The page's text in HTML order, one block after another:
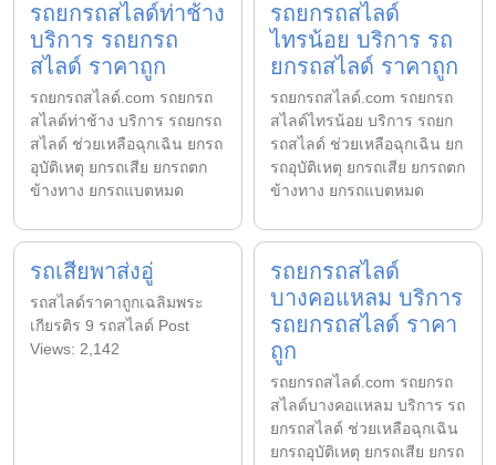
รถยกรถสไลด์ท่าช้าง
บริการ รถยกรถ
สไลด์ ราคาถูก
รถยกรถสไลด์.com รถยกรถ
สไลด์ท่าช้าง บริการ รถยกรถ
สไลด์ ช่วยเหลือฉุกเฉิน ยกรถ
อุบัติเหตุ ยกรถเสีย ยกรถตก
ข้างทาง ยกรถแบตหมด
รถยกรถสไลด์
ไทรน้อย บริการ รถ
ยกรถสไลด์ ราคาถูก
รถยกรถสไลด์.com รถยกรถ
สไลด์ไทรน้อย บริการ รถยก
รถสไลด์ ช่วยเหลือฉุกเฉิน ยก
รถอุบัติเหตุ ยกรถเสีย ยกรถตก
ข้างทาง ยกรถแบตหมด
รถเสียพาส่งอู่
รถสไลด์ราคาถูกเฉลิมพระ
เกียรติร 9 รถสไลด์ Post
Views: 2,142
รถยกรถสไลด์
บางคอแหลม บริการ
รถยกรถสไลด์ ราคา
ถูก
รถยกรถสไลด์.com รถยกรถ
สไลด์บางคอแหลม บริการ รถ
ยกรถสไลด์ ช่วยเหลือฉุกเฉิน
ยกรถอุบัติเหตุ ยกรถเสีย ยกรถ